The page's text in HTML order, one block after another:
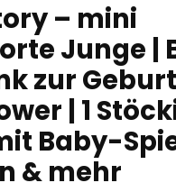
– mini
Junge |
zur
| 1
Baby-
& mehr